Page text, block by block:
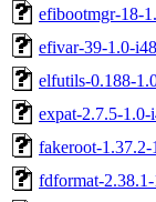
efibootmgr-18-
efivar-39-1.0-
elfutils-0.188-
expat-2.7.5-1.0-
fakeroot-1.37.2-
fdformat-